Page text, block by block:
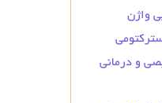
واژن
و درمانی